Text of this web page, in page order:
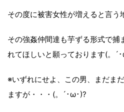
その度に被害女性が増えると言う
その強姦仲間達も芋ずる形式で捕
れてほしいと願っております(。´
※いずれにせよ、この男、まだま
ますが・・・(。´･ω･)?